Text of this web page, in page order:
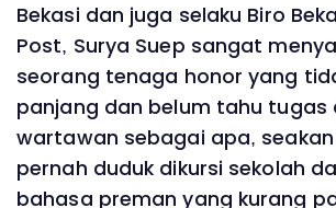
Bekasi dan juga selaku Biro
Post, Surya Suep sangat
seorang tenaga honor yang
panjang dan belum tahu tugas
wartawan sebagai apa,
pernah duduk dikursi sekolah
bahasa preman yang kurang